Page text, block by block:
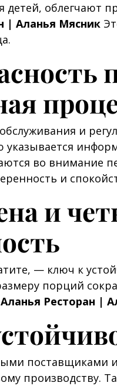
облегчают
| Аланья Мясник
и
во внимание
и
и
— ключ к
порций
Аланья Ресторан |
поставщиками